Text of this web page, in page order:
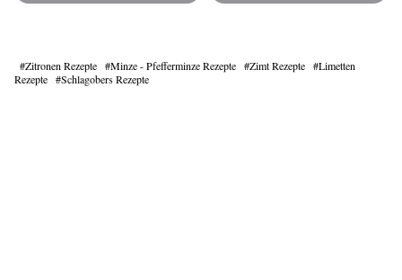
Zitronen Rezepte Minze - Pfefferminze Rezepte Zimt Rezepte
Limetten
Rezepte
Schlagobers Rezepte